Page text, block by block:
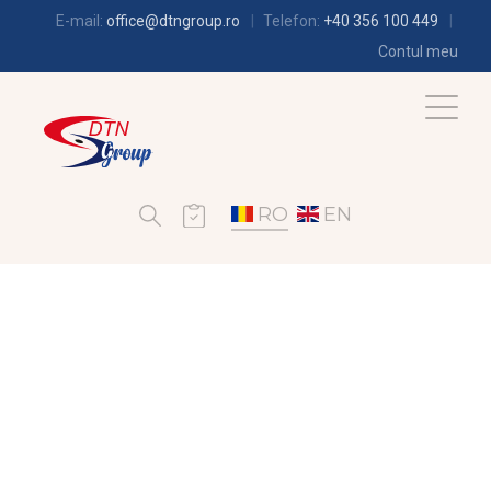
E-mail: office@dtngroup.ro Telefon: +40 356 100 449
Contul meu
RO EN